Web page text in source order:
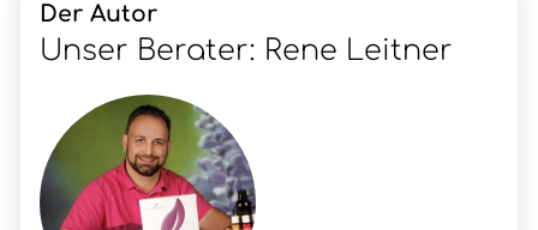
Der Autor
Unser Berater: Rene Leitner